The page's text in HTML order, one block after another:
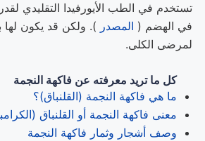
تستخدم في الطب الأيورفيدا التقليدي
في الهضم ( المصدر ). ولكن قد يكون
لمرضى الكلى.
كل ما تريد معرفته عن فاكهة النجمة
ما هي فاكهة النجمة (القلنباق)؟
معنى فاكهة النجمة أو القلنباق
وصف أشجار وثمار فاكهة النجمة